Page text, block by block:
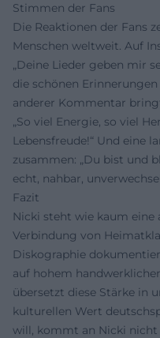
Stimmen der Fans
Die Reaktionen der Fans
Menschen weltweit. Auf
„Deine Lieder geben mir
die schönen
anderer Kommentar
„So viel Energie, so viel
Lebensfreude!“ Und eine
zusammen: „Du bist und
echt, nahbar,
Fazit
Nicki steht wie kaum
Verbindung von
Diskographie
auf hohem
übersetzt diese Stärke in
kulturellen Wert
will, kommt an Nicki nicht